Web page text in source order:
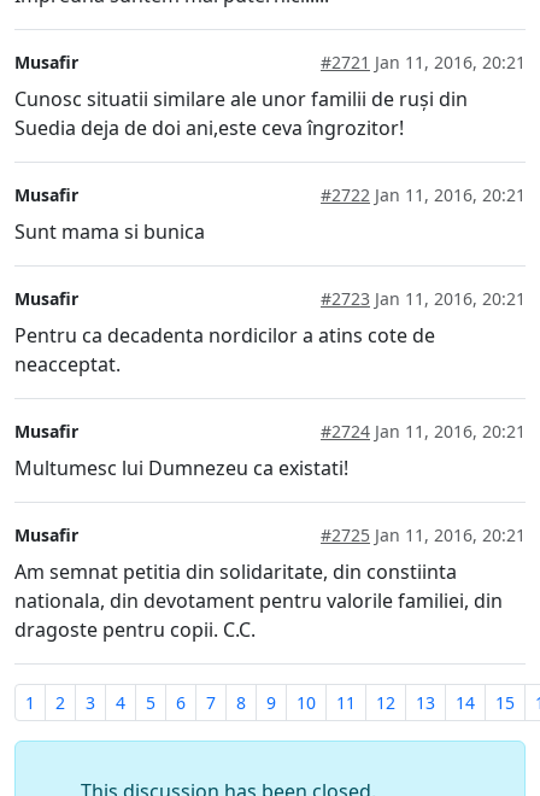
Musafir #2721 Jan 11, 2016, 20:21
Cunosc situatii similare ale unor familii de ruși din
Suedia deja de doi ani,este ceva îngrozitor!
Musafir #2722 Jan 11, 2016, 20:21
Sunt mama si bunica
Musafir #2723 Jan 11, 2016, 20:21
Pentru ca decadenta nordicilor a atins cote de
neacceptat.
Musafir #2724 Jan 11, 2016, 20:21
Multumesc lui Dumnezeu ca existati!
Musafir #2725 Jan 11, 2016, 20:21
Am semnat petitia din solidaritate, din constiinta
nationala, din devotament pentru valorile familiei, din
dragoste pentru copii. C.C.
1 2 3 4 5 6 7 8 9 10 11 12 13 14 15